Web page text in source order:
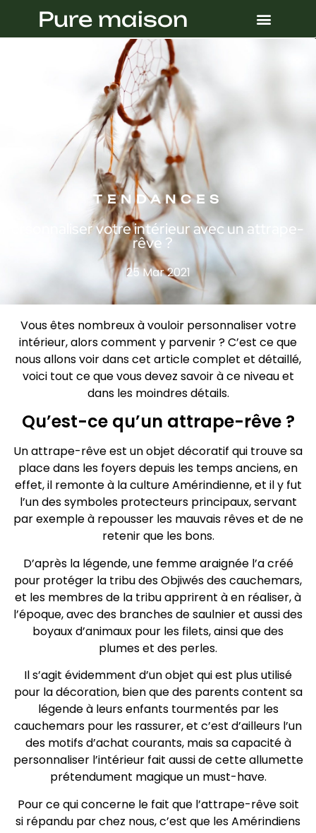
Pure maison
TENDANCES
Personnaliser votre intérieur avec un attrape-
rêve ?
25 Mar 2021
Vous êtes nombreux à vouloir personnaliser votre
intérieur, alors comment y parvenir ? C’est ce que
nous allons voir dans cet article complet et détaillé,
voici tout ce que vous devez savoir à ce niveau et
dans les moindres détails.
Qu’est-ce qu’un attrape-rêve ?
Un attrape-rêve est un objet décoratif qui trouve sa
place dans les foyers depuis les temps anciens, en
effet, il remonte à la culture Amérindienne, et il y fut
l’un des symboles protecteurs principaux, servant
par exemple à repousser les mauvais rêves et de ne
retenir que les bons.
D’après la légende, une femme araignée l’a créé
pour protéger la tribu des Objiwés des cauchemars,
et les membres de la tribu apprirent à en réaliser, à
l’époque, avec des branches de saulnier et aussi des
boyaux d’animaux pour les filets, ainsi que des
plumes et des perles.
Il s’agit évidemment d’un objet qui est plus utilisé
pour la décoration, bien que des parents content sa
légende à leurs enfants tourmentés par les
cauchemars pour les rassurer, et c’est d’ailleurs l’un
des motifs d’achat courants, mais sa capacité à
personnaliser l’intérieur fait aussi de cette allumette
prétendument magique un must-have.
Pour ce qui concerne le fait que l’attrape-rêve soit
si répandu par chez nous, c’est que les Amérindiens